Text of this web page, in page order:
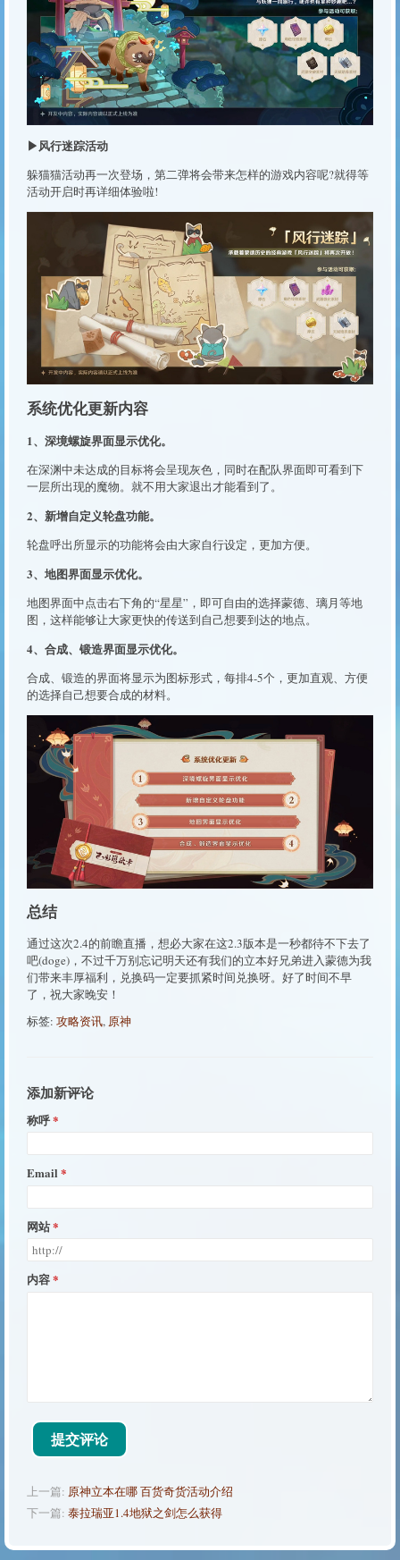
▶风行迷踪活动
躲猫猫活动再一次登场，第二弹将会带来怎样的游戏内容呢?就得等
活动开启时再详细体验啦!
系统优化更新内容
1、深境螺旋界面显示优化。
在深渊中未达成的目标将会呈现灰色，同时在配队界面即可看到下
一层所出现的魔物。就不用大家退出才能看到了。
2、新增自定义轮盘功能。
轮盘呼出所显示的功能将会由大家自行设定，更加方便。
3、地图界面显示优化。
地图界面中点击右下角的“星星”，即可自由的选择蒙德、璃月等地
图，这样能够让大家更快的传送到自己想要到达的地点。
4、合成、锻造界面显示优化。
合成、锻造的界面将显示为图标形式，每排4-5个，更加直观、方便
的选择自己想要合成的材料。
总结
通过这次2.4的前瞻直播，想必大家在这2.3版本是一秒都待不下去了
吧(doge)，不过千万别忘记明天还有我们的立本好兄弟进入蒙德为我
们带来丰厚福利，兑换码一定要抓紧时间兑换呀。好了时间不早
了，祝大家晚安！
标签: 攻略资讯, 原神
添加新评论
称呼
Email
网站
内容
提交评论
上一篇: 原神立本在哪 百货奇货活动介绍
下一篇: 泰拉瑞亚1.4地狱之剑怎么获得